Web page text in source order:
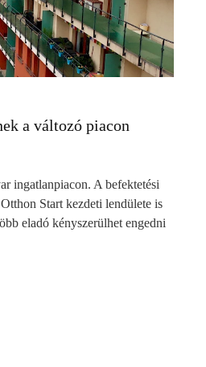
a változó piacon
ingatlanpiacon. A befektetési
Start kezdeti lendülete is
eladó kényszerülhet engedni